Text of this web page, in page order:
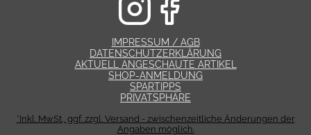
IMPRESSUM / AGB
DATENSCHUTZERKLÄRUNG
AKTUELL ANGESCHAUTE ARTIKEL
SHOP-ANMELDUNG
SPARTIPPS
PRIVATSPHÄRE
*Inkl. MwSt., ggf. zzgl. Versand - zwischenzeitliche Änderungen der
Angaben möglich.